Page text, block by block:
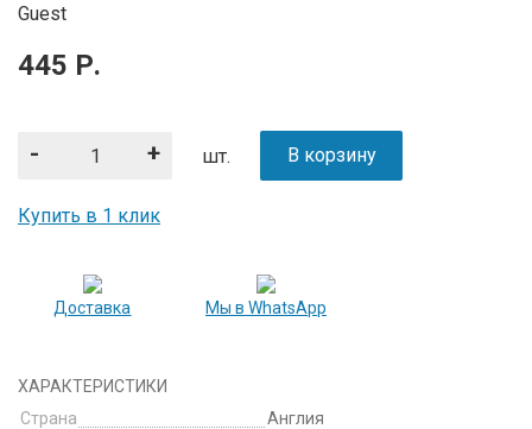
445 Р.
+
- шт. В корзину
Купить в 1 клик
Доставка Мы в WhatsApp
ХАРАКТЕРИСТИКИ
Страна
Англия